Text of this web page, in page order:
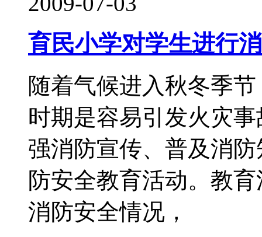
育民小学对学生进行
随着气候进入秋冬季
时期是容易引发火灾
强消防宣传、普及消
防安全教育活动。教
消防安全情况，